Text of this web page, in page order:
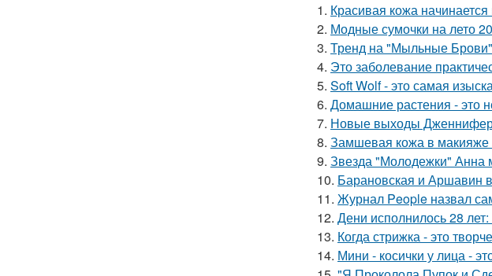
1. Красивая кожа
2. Модные сумочки на лето
3. Тренд на "Мыльные Брови"
4. Это заболевание
5. Soft Wolf - это самая
6. Домашние растения - это
7. Новые выходы Дженнифер
8. Замшевая кожа в макияже -
9. Звезда "Молодежки" Анна
10. Барановская и Аршавин
11. Журнал People назвал
12. Дени исполнилось 28
13. Когда стрижка - это
14. Мини - косички у лица -